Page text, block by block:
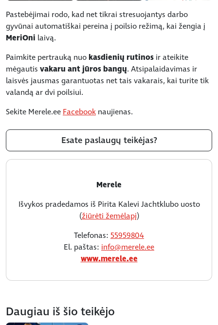
Pastebėjimai rodo, kad net tikrai stresuojantys darbo
gyvūnai automatiškai pereina į poilsio režimą, kai žengia į
MeriOni laivą.
Paimkite pertrauką nuokasdienių rutinos ir ateikite
mėgautis vakaru ant jūros bangų. Atsipalaidavimas ir
laisvės jausmas garantuotas net tais vakarais, kai turite tik
valandą ar dvi poilsiui.
Sekite Merele.ee Facebook naujienas.
Esate paslaugų teikėjas?
Merele
Išvykos pradedamos iš Pirita Kalevi Jachtklubo uosto
(žiūrėti žemėlapį)
Telefonas: 55959804
El. paštas: info@merele.ee
www.merele.ee
Daugiau iš šio teikėjo